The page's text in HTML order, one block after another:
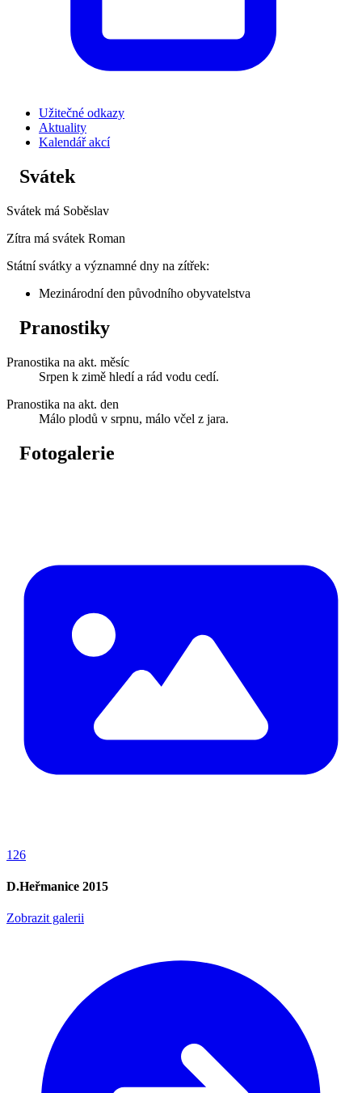
Užitečné odkazy
Aktuality
Kalendář akcí
Svátek
Svátek má Soběslav
Zítra má svátek Roman
Státní svátky a významné dny na zítřek:
Mezinárodní den původního obyvatelstva
Pranostiky
Pranostika na akt. měsíc
Srpen k zimě hledí a rád vodu cedí.
Pranostika na akt. den
Málo plodů v srpnu, málo včel z jara.
Fotogalerie
126
D.Heřmanice 2015
Zobrazit galerii